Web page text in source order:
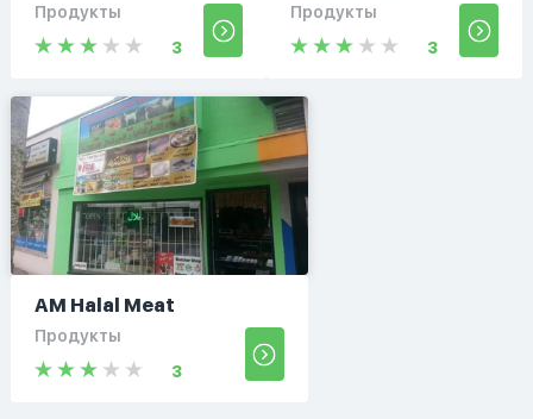
Продукты
3
Продукты
3
AM Halal Meat
Продукты
3